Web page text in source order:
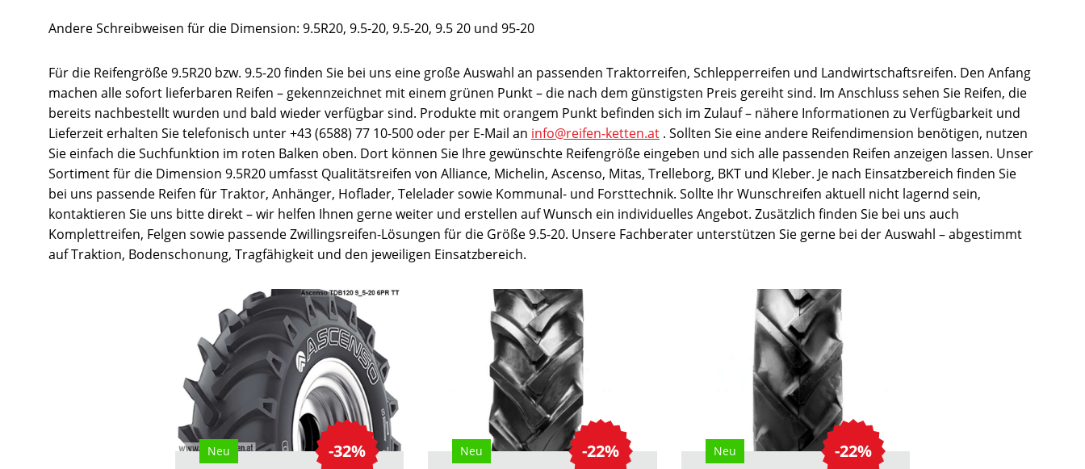
Andere Schreibweisen für die Dimension: 9.5R20, 9.5-20, 9.5-20, 9.5 20 und 95-20
Für die Reifengröße 9.5R20 bzw. 9.5-20 finden Sie bei uns eine große Auswahl an passenden Traktorreifen, Schlepperreifen und Landwirtschaftsreifen. Den Anfang
machen alle sofort lieferbaren Reifen – gekennzeichnet mit einem grünen Punkt – die nach dem günstigsten Preis gereiht sind. Im Anschluss sehen Sie Reifen, die
bereits nachbestellt wurden und bald wieder verfügbar sind. Produkte mit orangem Punkt befinden sich im Zulauf – nähere Informationen zu Verfügbarkeit und
Lieferzeit erhalten Sie telefonisch unter +43 (6588) 77 10-500 oder per E-Mail an info@reifen-ketten.at . Sollten Sie eine andere Reifendimension benötigen, nutzen
Sie einfach die Suchfunktion im roten Balken oben. Dort können Sie Ihre gewünschte Reifengröße eingeben und sich alle passenden Reifen anzeigen lassen. Unser
Sortiment für die Dimension 9.5R20 umfasst Qualitätsreifen von Alliance, Michelin, Ascenso, Mitas, Trelleborg, BKT und Kleber. Je nach Einsatzbereich finden Sie
bei uns passende Reifen für Traktor, Anhänger, Hoflader, Telelader sowie Kommunal- und Forsttechnik. Sollte Ihr Wunschreifen aktuell nicht lagernd sein,
kontaktieren Sie uns bitte direkt – wir helfen Ihnen gerne weiter und erstellen auf Wunsch ein individuelles Angebot. Zusätzlich finden Sie bei uns auch
Komplettreifen, Felgen sowie passende Zwillingsreifen-Lösungen für die Größe 9.5-20. Unsere Fachberater unterstützen Sie gerne bei der Auswahl – abgestimmt
auf Traktion, Bodenschonung, Tragfähigkeit und den jeweiligen Einsatzbereich.
-32%
Neu -22%
Neu -22%
Neu